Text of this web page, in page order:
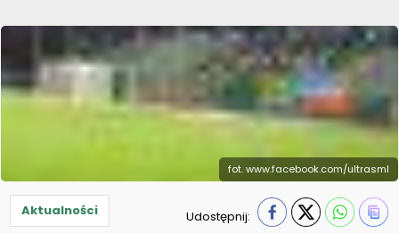
fot. www.facebook.com/ultrasml
Aktualności Udostępnij: